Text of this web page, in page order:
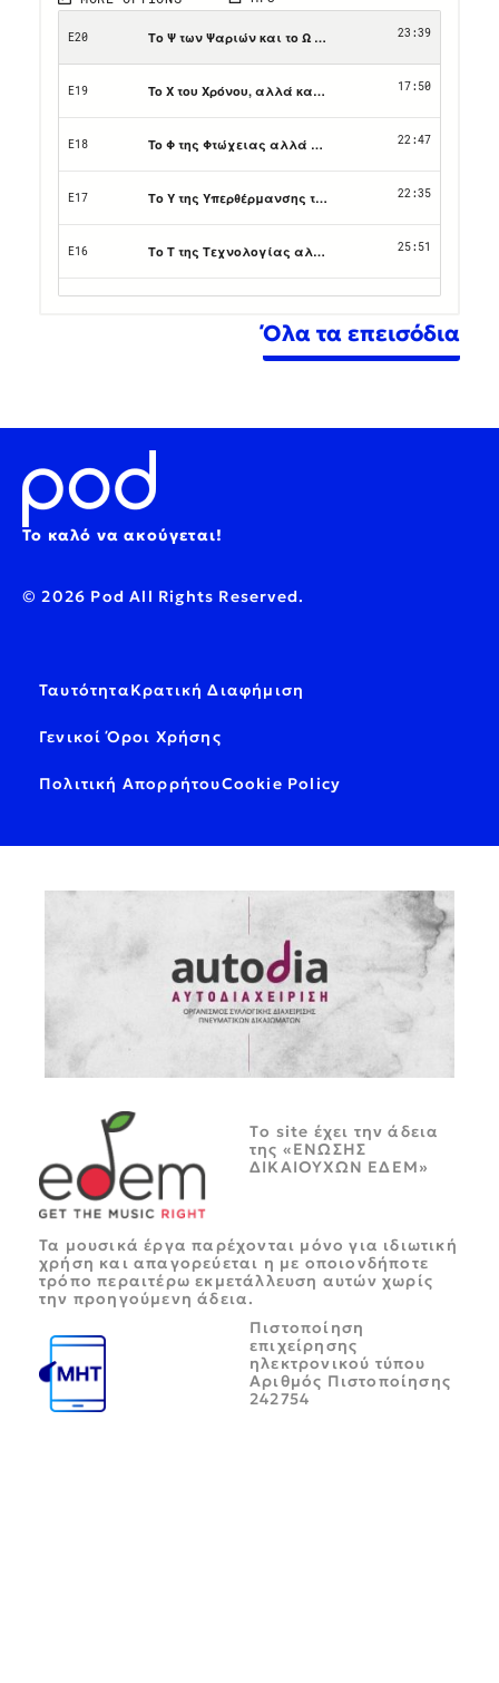
Όλα τα επεισόδια
Το καλό να ακούγεται!
© 2026 Pod All Rights Reserved.
ΤαυτότηταΚρατική Διαφήμιση
Γενικοί Όροι Χρήσης
Πολιτική ΑπορρήτουCookie Policy
Tο site έχει την άδεια
της «ΕΝΩΣΗΣ
ΔΙΚΑΙΟΥΧΩΝ ΕΔΕΜ»
Τα μουσικά έργα παρέχονται μόνο για ιδιωτική
χρήση και απαγορεύεται η με οποιονδήποτε
τρόπο περαιτέρω εκμετάλλευση αυτών χωρίς
την προηγούμενη άδεια.
Πιστοποίηση
επιχείρησης
ηλεκτρονικού τύπου
Αριθμός Πιστοποίησης
242754